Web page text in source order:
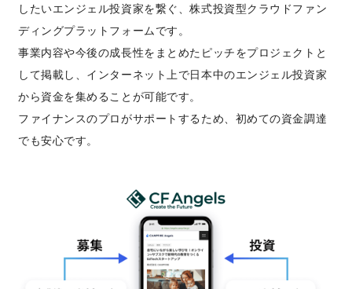
したいエンジェル投資家を繋ぐ、株式投資型クラウドファン
ディングプラットフォームです。
事業内容や今後の成長性をまとめたピッチをプロジェクトと
して掲載し、インターネット上で日本中のエンジェル投資家
から資金を集めることが可能です。
ファイナンスのプロがサポートするため、初めての資金調達
でも安心です。